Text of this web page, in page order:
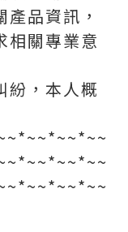
品資訊，
相關專業意
紛，本人概